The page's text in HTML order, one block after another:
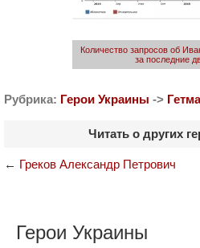
Количество запросов об
за последние
Рубрика: Герои Украины ->
Читать о других
← Греков Александр Петрович
Герои Украины